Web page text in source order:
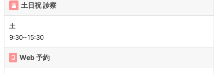
土日祝 診察
土
9:30~15:30
Web 予約